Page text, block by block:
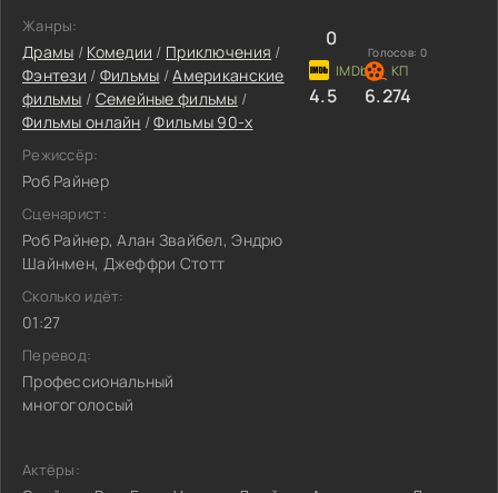
Жанры:
Драмы / Комедии / Приключения /
Фэнтези / Фильмы /Американские
фильмы / Семейные фильмы /
Фильмы онлайн /Фильмы 90-х
Режиссёр:
Роб Райнер
Сценарист:
Роб Райнер, Алан Звайбел, Эндрю
Шайнмен, Джеффри Стотт
Сколько идёт:
01:27
Перевод:
Профессиональный
многоголосый
0
Голосов: 0
4.5 6.274
Актёры: